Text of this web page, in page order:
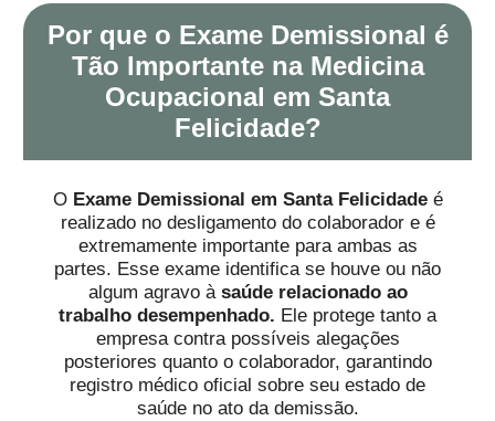
Por que o Exame Demissional é
Tão Importante na Medicina
Ocupacional em Santa
Felicidade?
O Exame Demissional em Santa Felicidadeé
realizado no desligamento do colaborador e é
extremamente importante para ambas as
partes. Esse exame identifica se houve ou não
algum agravo à saúde relacionado ao
trabalho desempenhado. Ele protege tanto a
empresa contra possíveis alegações
posteriores quanto o colaborador, garantindo
registro médico oficial sobre seu estado de
saúde no ato da demissão.